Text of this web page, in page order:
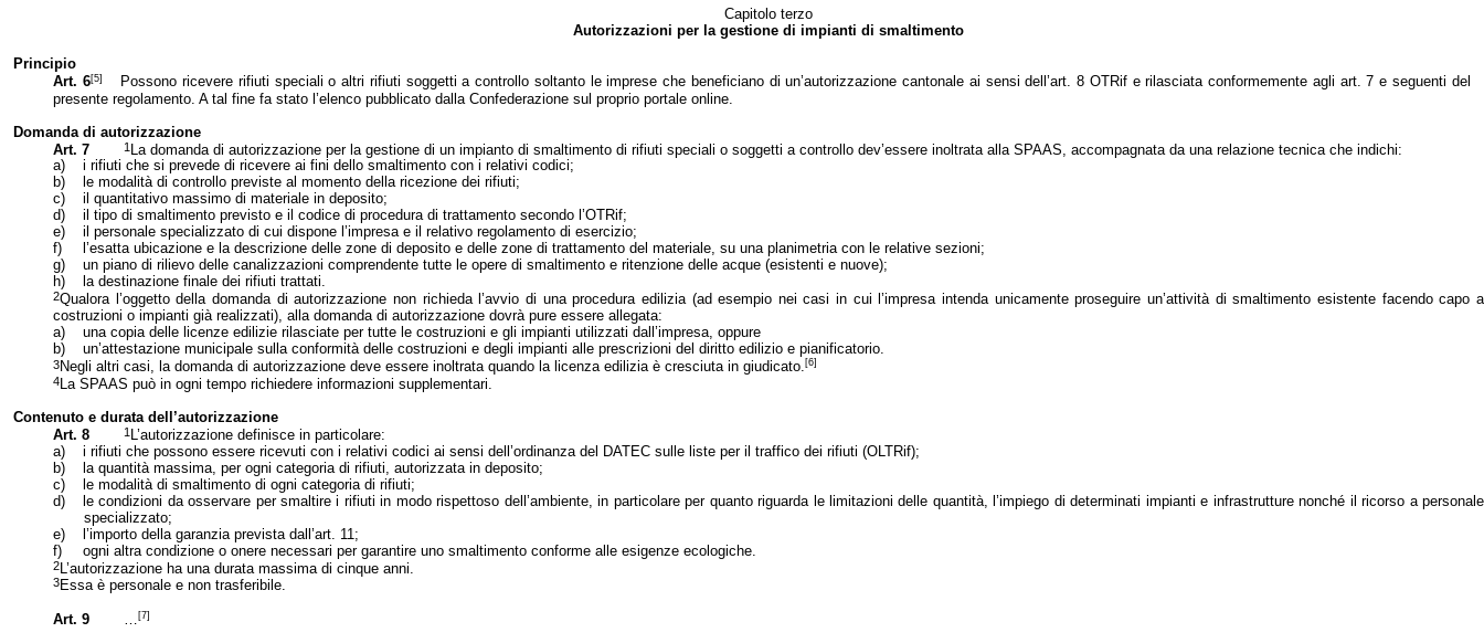
Capitolo terzo
Autorizzazioni per la gestione di impianti di smaltimento
Principio
Art. 6[5]
Possono ricevere rifiuti speciali o altri rifiuti soggetti a controllo soltanto le imprese che beneficiano di un’autorizzazione cantonale ai sensi dell’art. 8 OTRif e rilasciata conformemente agli art. 7 e seguenti del
presente regolamento. A tal fine fa stato l’elenco pubblicato dalla Confederazione sul proprio portale online.
Domanda di autorizzazione
Art. 7
1 La domanda di autorizzazione per la gestione di un impianto di smaltimento di rifiuti speciali o soggetti a controllo dev’essere inoltrata alla SPAAS, accompagnata da una relazione tecnica che indichi:
a)
i rifiuti che si prevede di ricevere ai fini dello smaltimento con i relativi codici;
b)
le modalità di controllo previste al momento della ricezione dei rifiuti;
c)
il quantitativo massimo di materiale in deposito;
d)
il tipo di smaltimento previsto e il codice di procedura di trattamento secondo l’OTRif;
e)
il personale specializzato di cui dispone l’impresa e il relativo regolamento di esercizio;
f)
l’esatta ubicazione e la descrizione delle zone di deposito e delle zone di trattamento del materiale, su una planimetria con le relative sezioni;
g)
un piano di rilievo delle canalizzazioni comprendente tutte le opere di smaltimento e ritenzione delle acque (esistenti e nuove);
h)
la destinazione finale dei rifiuti trattati.
2Qualora l’oggetto della domanda di autorizzazione non richieda l’avvio di una procedura edilizia (ad esempio nei casi in cui l’impresa intenda unicamente proseguire un’attività di smaltimento esistente facendo capo a
costruzioni o impianti già realizzati), alla domanda di autorizzazione dovrà pure essere allegata:
a)
una copia delle licenze edilizie rilasciate per tutte le costruzioni e gli impianti utilizzati dall’impresa, oppure
b)
un’attestazione municipale sulla conformità delle costruzioni e degli impianti alle prescrizioni del diritto edilizio e pianificatorio.
3Negli altri casi, la domanda di autorizzazione deve essere inoltrata quando la licenza edilizia è cresciuta in giudicato. [6]
4La SPAAS può in ogni tempo richiedere informazioni supplementari.
Contenuto e durata dell’autorizzazione
Art. 8
1 L’autorizzazione definisce in particolare:
a)
i rifiuti che possono essere ricevuti con i relativi codici ai sensi dell’ordinanza del DATEC sulle liste per il traffico dei rifiuti (OLTRif);
b)
la quantità massima, per ogni categoria di rifiuti, autorizzata in deposito;
c)
le modalità di smaltimento di ogni categoria di rifiuti;
d)
le condizioni da osservare per smaltire i rifiuti in modo rispettoso dell’ambiente, in particolare per quanto riguarda le limitazioni delle quantità, l’impiego di determinati impianti e infrastrutture nonché il ricorso a personale
specializzato;
e)
l’importo della garanzia prevista dall’art. 11;
f)
ogni altra condizione o onere necessari per garantire uno smaltimento conforme alle esigenze ecologiche.
2L’autorizzazione ha una durata massima di cinque anni.
3Essa è personale e non trasferibile.
Art. 9 …[7]